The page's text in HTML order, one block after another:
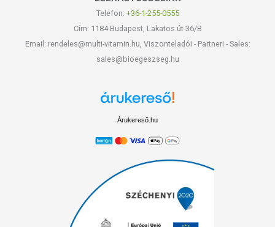
Telefon: +36-1-255-0555
Cím: 1184 Budapest, Lakatos út 36/B
Email: rendeles@multi-vitamin.hu, Viszonteladói - Partneri - Sales:
sales@bioegeszseg.hu
Árukereső.hu